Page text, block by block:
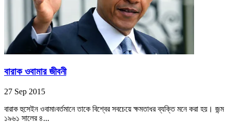
বারাক ওবামার জীবনী
27 Sep 2015
বারাক হুসেইন ওবামা৷বর্তমানে তাকে বিশ্বের সবচেয়ে ক্ষমতাধর ব্যক্তি মনে করা হয়। জন্ম
১৯৬১ সালের ৪...